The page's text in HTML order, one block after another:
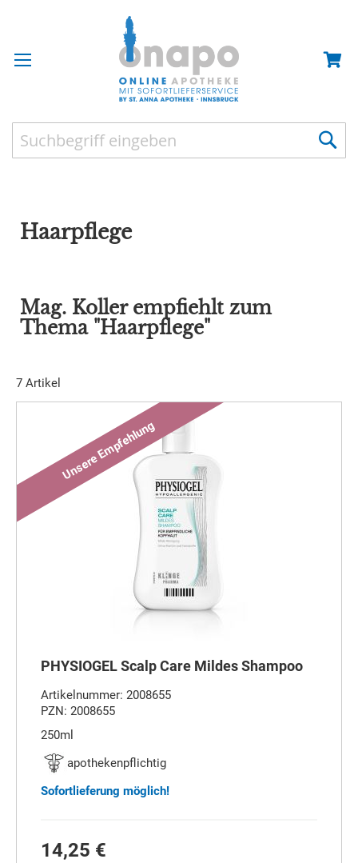
Haarpflege
Mag. Koller empfiehlt zum
Thema "Haarpflege"
7 Artikel
PHYSIOGEL Scalp Care Mildes Shampoo
Artikelnummer: 2008655
PZN: 2008655
250ml
apothekenpflichtig
Sofortlieferung möglich!
14,25 €